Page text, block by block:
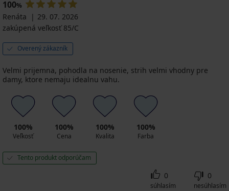
100%
Renáta
29. 07. 2026
zakúpená veľkosť 85/C
Overený zákazník
Velmi prijemna, pohodla na nosenie, strih velmi vhodny pre
damy, ktore nemaju idealnu vahu.
100%
Veľkosť
100%
Cena
100%
Kvalita
100%
Farba
Tento produkt odporúčam
0
súhlasím
0
nesúhlasím